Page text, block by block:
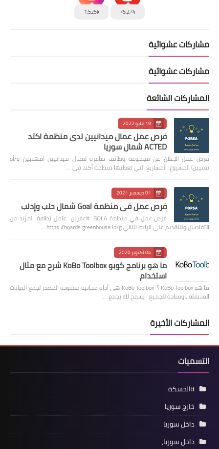
75,274
1,525k
مشاركات عشوائية
مشاركات عشوائية
المشاركات الشائعة
19 مايو 2022
فرص عمل عمال ميدانيين لدى منظمة اكتد
ACTED شمال سوريا
فرص عمل الإعلان عن مجموعة وظائف شاغرة لعمال ميدانيين (مهنيين و/أو
تقنيين) المشروع: المشاريع التي تغطيها منظمة أكتد في …
01 ديسمبر 2021
فرص عمل في منظمة Goal شمال حلب وإدلب
فرص عمل في منظمة GOLA #عفرين عامل نظافة لمزيد من
التفاصيل وللتقديم على الرابط التالي https://boards.greenhouse.io/g…
04 أكتوبر 2020
ما هو برنامج كوبو KoBo Toolbox شرح مع مثال
استخدام
ما هو KoBo Toolbox ؟ KoBo Toolbox هي أداة مجانية مفتوحة المصدر لجمع البيانات
المتنقلة ، ومتاحة للجميع. يسمح لك بجمع …
المشاركات الأخيرة
التسميات
#الحسكة
خارج سوريا
داخل سوريا
داخل سوريا،